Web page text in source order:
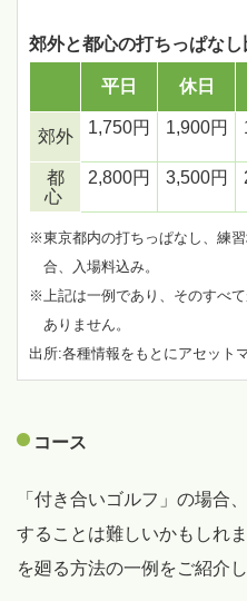
郊外と都心の打ちっぱなし
平日 休日
郊外 1,750円 1,900円
都
心
2,800円 3,500円
※東京都内の打ちっぱなし、練
合、入場料込み。
※上記は一例であり、そのすべ
ありません。
出所:各種情報をもとにアセット
コース
「付き合いゴルフ」の場合
することは難しいかもしれ
を廻る方法の一例をご紹介し